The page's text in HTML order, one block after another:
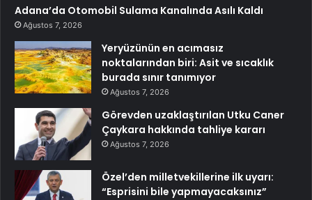
Adana’da Otomobil Sulama Kanalında Asılı Kaldı
Ağustos 7, 2026
Yeryüzünün en acımasız
noktalarından biri: Asit ve sıcaklık
burada sınır tanımıyor
Ağustos 7, 2026
Görevden uzaklaştırılan Utku Caner
Çaykara hakkında tahliye kararı
Ağustos 7, 2026
Özel’den milletvekillerine ilk uyarı:
“Esprisini bile yapmayacaksınız”